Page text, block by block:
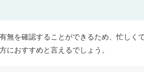
無を確認することができるため、忙しく
におすすめと言えるでしょう。